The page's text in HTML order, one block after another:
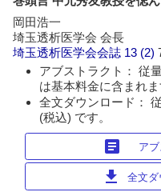
岡田浩一
埼玉透析医学会 会長
埼玉透析医学会会誌 13 (2)
アブストラクト： 従
は基本料金に含まれま
全文ダウンロード：
(税込) です。
article ア
download 全文ダ